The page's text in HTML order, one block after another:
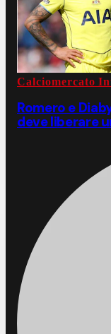
Calciomercato
Romero e
deve liberare